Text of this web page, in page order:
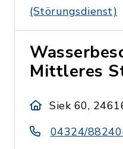
(Störungsdienst)
Mittleres
Siek 60,
04324/